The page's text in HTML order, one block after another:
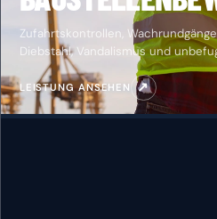
Zufahrtskontrollen,
Diebstahl, Vandalismus und
LEISTUNG ANSEHEN ↗